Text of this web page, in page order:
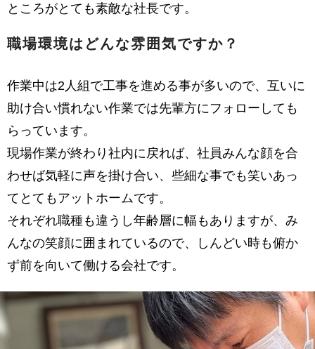
ところがとても素敵な社長です。
職場環境はどんな雰囲気ですか？
作業中は2人組で工事を進める事が多いので、互いに
助け合い慣れない作業では先輩方にフォローしても
らっています。
現場作業が終わり社内に戻れば、社員みんな顔を合
わせば気軽に声を掛け合い、些細な事でも笑いあっ
てとてもアットホームです。
それぞれ職種も違うし年齢層に幅もありますが、み
んなの笑顔に囲まれているので、しんどい時も俯か
ず前を向いて働ける会社です。